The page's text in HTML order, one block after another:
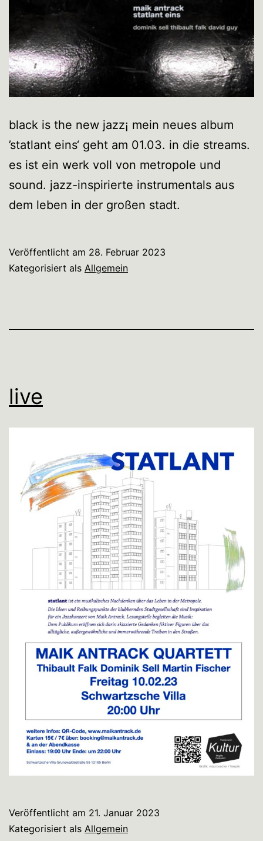
black is the new jazz¡ mein neues album
’statlant eins‘ geht am 01.03. in die streams.
es ist ein werk voll von metropole und
sound. jazz-inspirierte instrumentals aus
dem leben in der großen stadt.
Veröffentlicht am 28. Februar 2023
Kategorisiert als Allgemein
live
Veröffentlicht am 21. Januar 2023
Kategorisiert als Allgemein